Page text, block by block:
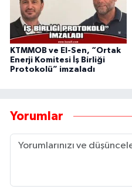
KTMMOB ve El-Sen, “Ortak
Enerji Komitesi İş Birliği
Protokolü” imzaladı
Yorumlar